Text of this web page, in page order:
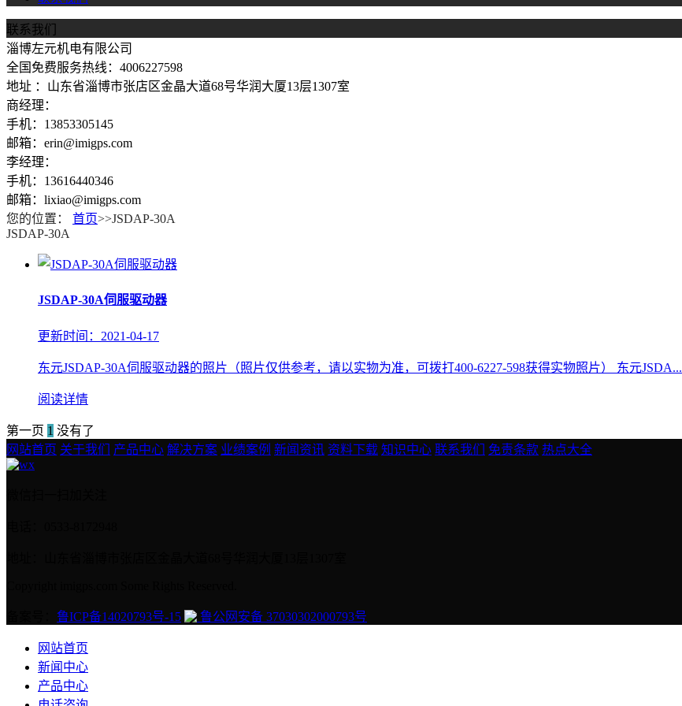
联系我们
淄博左元机电有限公司
全国免费服务热线：4006227598
地址 ：山东省淄博市张店区金晶大道68号华润大厦13层1307室
商经理：
手机：13853305145
邮箱：erin@imigps.com
李经理：
手机：13616440346
邮箱：lixiao@imigps.com
您的位置：
首页>>JSDAP-30A
JSDAP-30A
JSDAP-30A伺服驱动器
更新时间：2021-04-17
东元JSDAP-30A伺服驱动器的照片（照片仅供参考，请以实物为准，可拨打400-6227-598获得实物照片） 东元JSDA...
阅读详情
第一页 1 没有了
网站首页 关于我们 产品中心 解决方案 业绩案例 新闻资讯 资料下载 知识中心 联系我们 免责条款 热点大全
鲁ICP备14020793号-15 鲁公网安备 37030302000793号
网站首页
新闻中心
产品中心